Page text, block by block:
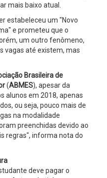
mais baixo atual.
estabeleceu um "Novo
e prometeu que o
um outro fenômeno,
vagas até existem, mas
Brasileira de
(ABMES), apesar da
alunos em 2018, apenas
ou seja, pouco mais de
na modalidade
preenchidas devido ao
regras", informa nota do
deve pagar o